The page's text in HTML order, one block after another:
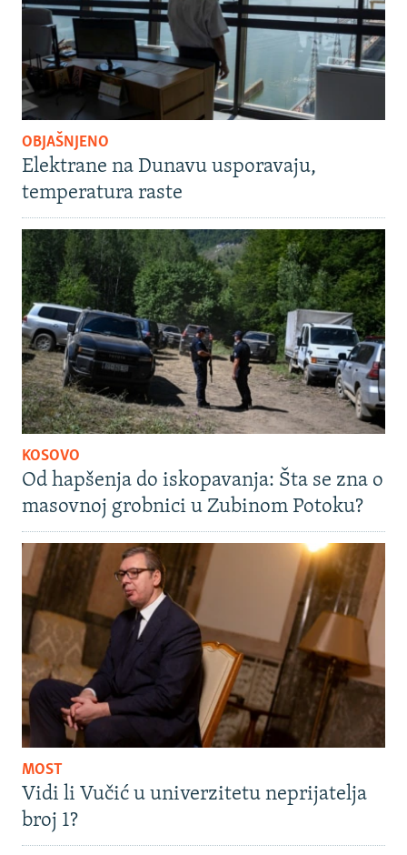
OBJAŠNJENO
Elektrane na Dunavu usporavaju,
temperatura raste
KOSOVO
Od hapšenja do iskopavanja: Šta se zna o
masovnoj grobnici u Zubinom Potoku?
MOST
Vidi li Vučić u univerzitetu neprijatelja
broj 1?